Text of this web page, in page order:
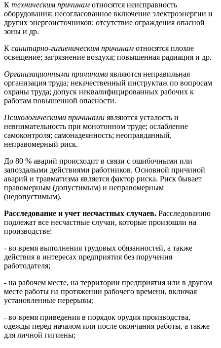
К техническим причинам относятся неисправность
оборудования; несогласованное включение электроэнергии и
других энергоисточников; отсутствие ограждения опасной
зоны и др.
К санитарно-гигиеническим причинам относятся плохое
освещение; загрязнение воздуха; повышенная радиация и др.
Организационными причинами являются неправильная
организация труда; некачественный инструктаж по вопросам
охраны труда; допуск неквалифицированных рабочих к
работам повышенной опасности.
Психологическими причинами являются усталость и
невнимательность при монотонном труде; ослабление
самоконтроля; самонадеянность; неоправданный,
неправомерный риск.
До 80 % аварий происходит в связи с ошибочными или
запоздалыми действиями работников. Основной причиной
аварий и травматизма является фактор риска. Риск бывает
правомерным (допустимым) и неправомерным
(недопустимым).
Расследование и учет несчастных случаев. Расследованию
подлежат все несчастные случаи, которые произошли на
производстве:
- во время выполнения трудовых обязанностей, а также
действия в интересах предприятия без поручения
работодателя;
- на рабочем месте, на территории предприятия или в другом
месте работы на протяжении рабочего времени, включая
установленные перерывы;
- во время приведения в порядок орудия производства,
одежды перед началом или после окончания работы, а также
для личной гигиены;